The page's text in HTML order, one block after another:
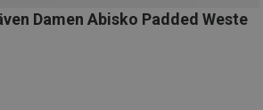
Damen Abisko Padded Weste